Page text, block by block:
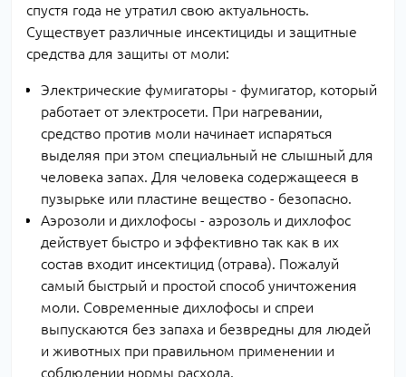
спустя года не утратил свою актуальность.
Существует различные инсектициды и защитные
средства для защиты от моли:
Электрические фумигаторы - фумигатор, который
работает от электросети. При нагревании,
средство против моли начинает испаряться
выделяя при этом специальный не слышный для
человека запах. Для человека содержащееся в
пузырьке или пластине вещество - безопасно.
Аэрозоли и дихлофосы - аэрозоль и дихлофос
действует быстро и эффективно так как в их
состав входит инсектицид (отрава). Пожалуй
самый быстрый и простой способ уничтожения
моли. Современные дихлофосы и спреи
выпускаются без запаха и безвредны для людей
и животных при правильном применении и
соблюдении нормы расхода.